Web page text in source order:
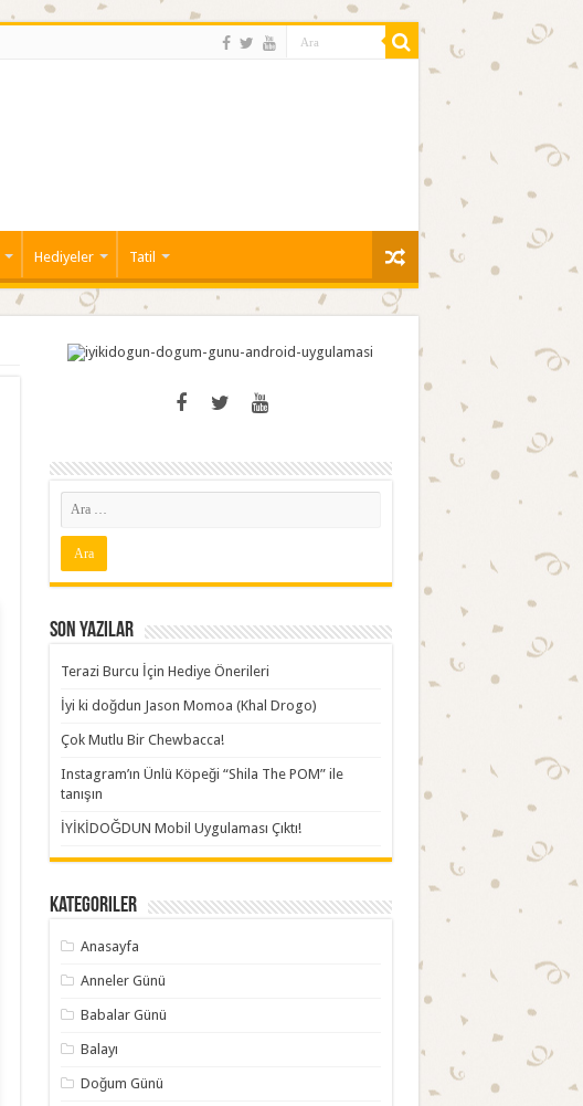
Hediyeler Tatil
Son Yazılar
Terazi Burcu İçin Hediye Önerileri
İyi ki doğdun Jason Momoa (Khal Drogo)
Çok Mutlu Bir Chewbacca!
Instagram’ın Ünlü Köpeği “Shila The POM” ile
tanışın
İYİKİDOĞDUN Mobil Uygulaması Çıktı!
Kategoriler
Anasayfa
Anneler Günü
Babalar Günü
Balayı
Doğum Günü